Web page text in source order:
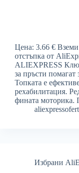
Цена: 3.66 €
отстъпка от
ALIEXPRESS
за пръсти помагат
Топката е
рехабилитация.
фината моторика.
Избрани